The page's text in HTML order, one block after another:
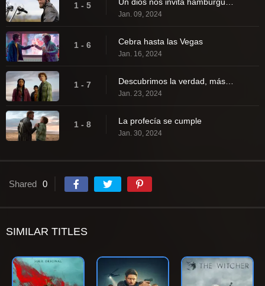
1 - 5
Jan. 09, 2024
1 - 6 Cebra hasta las Vegas
Jan. 16, 2024
1 - 7
Jan. 23, 2024
1 - 8 La profecía se cumple
Jan. 30, 2024
Shared 0
SIMILAR TITLES